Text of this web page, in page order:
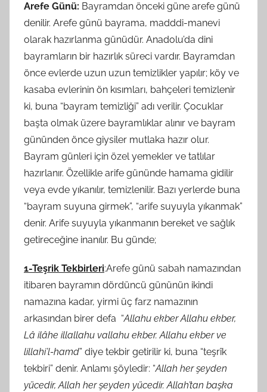
Arefe Günü: Bayramdan önceki güne arefe günü
denilir. Arefe günü bayrama, madddi-manevi
olarak hazırlanma günüdür. Anadolu’da dini
bayramların bir hazırlık süreci vardır. Bayramdan
önce evlerde uzun uzun temizlikler yapılır; köy ve
kasaba evlerinin ön kısımları, bahçeleri temizlenir
ki, buna “bayram temizliği” adı verilir. Çocuklar
başta olmak üzere bayramlıklar alınır ve bayram
gününden önce giysiler mutlaka hazır olur.
Bayram günleri için özel yemekler ve tatlılar
hazırlanır. Özellikle arife gününde hamama gidilir
veya evde yıkanılır, temizlenilir. Bazı yerlerde buna
“bayram suyuna girmek”, “arife suyuyla yıkanmak”
denir. Arife suyuyla yıkanmanın bereket ve sağlık
getireceğine inanılır. Bu günde;
1-Teşrik Tekbirleri:Arefe günü sabah namazından
itibaren bayramın dördüncü gününün ikindi
namazına kadar, yirmi üç farz namazının
arkasından birer defa “Allahu ekber Allahu ekber,
Lâ ilâhe illallahu vallahu ekber. Allahu ekber ve
lillahi’l-hamd” diye tekbir getirilir ki, buna “teşrîk
tekbiri” denir. Anlamı şöyledir: “Allah her şeyden
yücedir, Allah her şeyden yücedir. Allah’tan başka